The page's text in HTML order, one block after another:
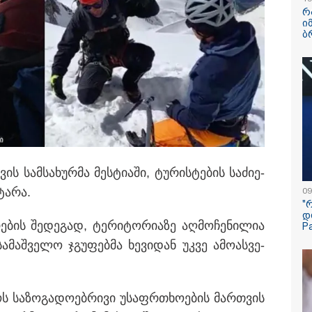
იმ­სხვერ­პლა: 170
ში­ნა­გან საქ­მე­თა სა­მი­ნის­
და 224 მშვი­დო­ბი­ა­ნი მო­ქა­
რატომ
საქართველო
გველოდება თუ
ზამთარში
ენერგოკრიზისი
"პრობლემის
დაახლოებით
დასჭირდება"
გამოქვეყნდა
რაკეტის
მთვარესთან
ამსახველი
ორბიტალურმა
მთვარის
შეჯახებამდე
შემდეგ
მიიღო თუ არა
"მეტასგან" რაიმე
მონაცემები? -
კითხვაზე ნია
სამ­სა­ხურ­მა მეს­ტი­ა­ში, ტუ­რის­ტე­ბის სა­ძი­ე­
შე­დე­გად, ტე­რი­ტო­რი­ა­ზე აღ­მო­ჩე­ნი­ლია
ჯგუ­ფებ­მა ხე­ვი­დან უკვე ამო­ას­ვე­
სა­ზო­გა­დო­ებ­რი­ვი უსაფრ­თხო­ე­ბის მარ­თვის